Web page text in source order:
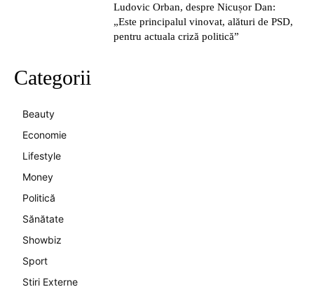
Ludovic Orban, despre Nicușor Dan:
„Este principalul vinovat, alături de PSD,
pentru actuala criză politică”
Categorii
Beauty
Economie
Lifestyle
Money
Politică
Sănătate
Showbiz
Sport
Stiri Externe